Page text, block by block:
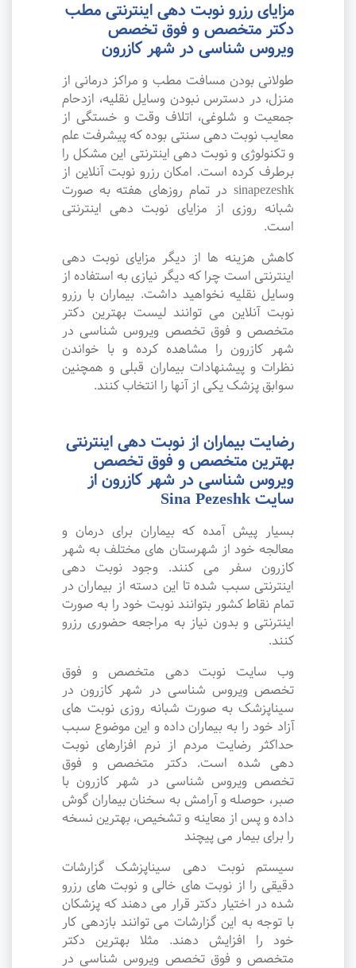
مزایای رزرو نوبت دهی اینترنتی مطب
دکتر متخصص و فوق تخصص
ویروس شناسی در شهر کازرون
طولانی بودن مسافت مطب و مراکز درمانی از
منزل، در دسترس نبودن وسایل نقلیه، ازدحام
جمعیت و شلوغی، اتلاف وقت و خستگی از
معایب نوبت دهی سنتی بوده که پیشرفت علم
و تکنولوژی و نوبت دهی اینترنتی این مشکل را
برطرف کرده است. امکان رزرو نوبت آنلاین از
sinapezeshk در تمام روزهای هفته به صورت
شبانه روزی از مزایای نوبت دهی اینترنتی
است.
کاهش هزینه ها از دیگر مزایای نوبت دهی
اینترنتی است چرا که دیگر نیازی به استفاده از
وسایل نقلیه نخواهید داشت. بیماران با رزرو
نوبت آنلاین می توانند لیست بهترین دکتر
متخصص و فوق تخصص ویروس شناسی در
شهر کازرون را مشاهده کرده و با خواندن
نظرات و پیشنهادات بیماران قبلی و همچنین
سوابق پزشک یکی از آنها را انتخاب کنند.
رضایت بیماران از نوبت دهی اینترنتی
بهترین متخصص و فوق تخصص
ویروس شناسی در شهر کازرون از
سایت Sina Pezeshk
بسیار پیش آمده که بیماران برای درمان و
معالجه خود از شهرستان های مختلف به شهر
کازرون سفر می کنند. وجود نوبت دهی
اینترنتی سبب شده تا این دسته از بیماران در
تمام نقاط کشور بتوانند نوبت خود را به صورت
اینترنتی و بدون نیاز به مراجعه حضوری رزرو
کنند.
وب سایت نوبت دهی متخصص و فوق
تخصص ویروس شناسی در شهر کازرون در
سیناپزشک به صورت شبانه روزی نوبت های
آزاد خود را به بیماران داده و این موضوع سبب
حداکثر رضایت مردم از نرم افزارهای نوبت
دهی شده است. دکتر متخصص و فوق
تخصص ویروس شناسی در شهر کازرون با
صبر، حوصله و آرامش به سخنان بیماران گوش
داده و پس از معاینه و تشخیص، بهترین نسخه
را برای بیمار می پیچند
سیستم نوبت دهی سیناپزشک گزارشات
دقیقی را از نوبت های خالی و نوبت های رزرو
شده در اختیار دکتر قرار می دهند که پزشکان
با توجه به این گزارشات می توانند بازدهی کار
خود را افزایش دهند. مثلا بهترین دکتر
متخصص و فوق تخصص ویروس شناسی در